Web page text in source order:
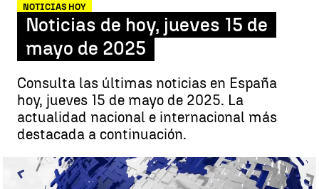
NOTICIAS HOY
Noticias de hoy, jueves 15 de
mayo de 2025
Consulta las últimas noticias en España
hoy, jueves 15 de mayo de 2025. La
actualidad nacional e internacional más
destacada a continuación.
Noticias de hoy, jueves 15 de mayo de 2025